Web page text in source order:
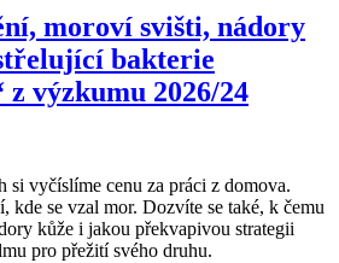
moroví svišti, nádory
bakterie
z výzkumu 2026/24
si vyčíslíme cenu za práci z domova.
kde se vzal mor. Dozvíte se také, k čemu
kůže i jakou překvapivou strategii
pro přežití svého druhu.